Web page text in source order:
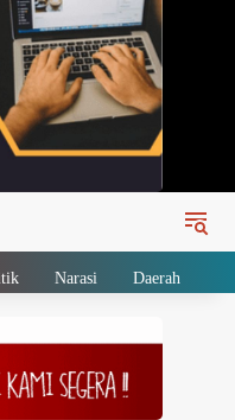
Narasi Daerah